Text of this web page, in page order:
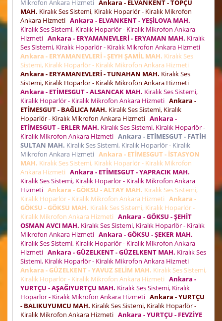
Mikrofon Ankara Hizmeti Ankara - ELVANKENT - TOPÇU
MAH. Kiralık Ses Sistemi, Kiralık Hoparlör - Kiralık Mikrofon
Ankara Hizmeti Ankara - ELVANKENT - YEŞİLOVA MAH.
Kiralık Ses Sistemi, Kiralık Hoparlör - Kiralık Mikrofon Ankara
Hizmeti Ankara - ERYAMANEVLERİ - ERYAMAN MAH. Kiralık
Ses Sistemi, Kiralık Hoparlör - Kiralık Mikrofon Ankara Hizmeti
Ankara - ERYAMANEVLERİ - ŞEYH ŞAMİL MAH. Kiralık Ses
Sistemi, Kiralık Hoparlör - Kiralık Mikrofon Ankara Hizmeti
Ankara - ERYAMANEVLERİ - TUNAHAN MAH. Kiralık Ses
Sistemi, Kiralık Hoparlör - Kiralık Mikrofon Ankara Hizmeti
Ankara - ETİMESGUT - ALSANCAK MAH. Kiralık Ses Sistemi,
Kiralık Hoparlör - Kiralık Mikrofon Ankara Hizmeti Ankara -
ETİMESGUT - BAĞLICA MAH. Kiralık Ses Sistemi, Kiralık
Hoparlör - Kiralık Mikrofon Ankara Hizmeti Ankara -
ETİMESGUT - ERLER MAH. Kiralık Ses Sistemi, Kiralık Hoparlör -
Kiralık Mikrofon Ankara Hizmeti Ankara - ETİMESGUT - FATİH
SULTAN MAH. Kiralık Ses Sistemi, Kiralık Hoparlör - Kiralık
Mikrofon Ankara Hizmeti Ankara - ETİMESGUT - İSTASYON
MAH. Kiralık Ses Sistemi, Kiralık Hoparlör - Kiralık Mikrofon
Ankara Hizmeti Ankara - ETİMESGUT - YAPRACIK MAH.
Kiralık Ses Sistemi, Kiralık Hoparlör - Kiralık Mikrofon Ankara
Hizmeti Ankara - GÖKSU - ALTAY MAH. Kiralık Ses Sistemi,
Kiralık Hoparlör - Kiralık Mikrofon Ankara Hizmeti Ankara -
GÖKSU - GÖKSU MAH. Kiralık Ses Sistemi, Kiralık Hoparlör -
Kiralık Mikrofon Ankara Hizmeti Ankara - GÖKSU - ŞEHİT
OSMAN AVCI MAH. Kiralık Ses Sistemi, Kiralık Hoparlör - Kiralık
Mikrofon Ankara Hizmeti Ankara - GÖKSU - ŞEKER MAH.
Kiralık Ses Sistemi, Kiralık Hoparlör - Kiralık Mikrofon Ankara
Hizmeti Ankara - GÜZELKENT - GÜZELKENT MAH. Kiralık Ses
Sistemi, Kiralık Hoparlör - Kiralık Mikrofon Ankara Hizmeti
Ankara - GÜZELKENT - YAVUZ SELİM MAH. Kiralık Ses Sistemi,
Kiralık Hoparlör - Kiralık Mikrofon Ankara Hizmeti Ankara -
YURTÇU - AŞAĞIYURTÇU MAH. Kiralık Ses Sistemi, Kiralık
Hoparlör - Kiralık Mikrofon Ankara Hizmeti Ankara - YURTÇU
- BALIKUYUMCU MAH. Kiralık Ses Sistemi, Kiralık Hoparlör -
Kiralık Mikrofon Ankara Hizmeti Ankara - YURTÇU - FEVZİYE